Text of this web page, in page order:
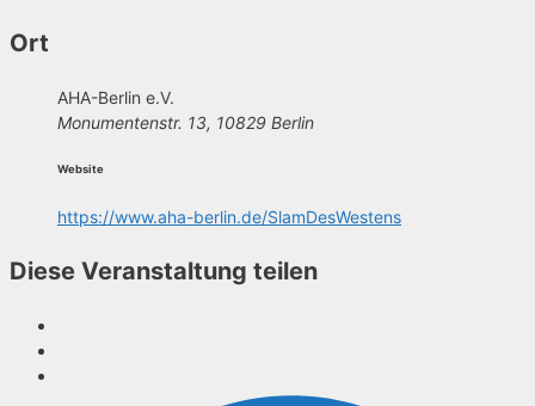
Ort
AHA-Berlin e.V.
Monumentenstr. 13, 10829 Berlin
Website
https://www.aha-berlin.de/SlamDesWestens
Diese Veranstaltung teilen